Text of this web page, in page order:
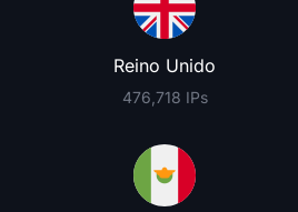
Reino Unido
476,718 IPs